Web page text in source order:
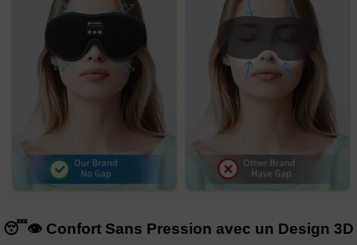
😴👁️ Confort Sans Pression avec un Design 3D